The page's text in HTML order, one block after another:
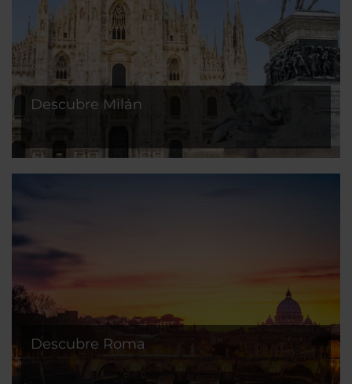
Descubre Milán
Descubre Roma